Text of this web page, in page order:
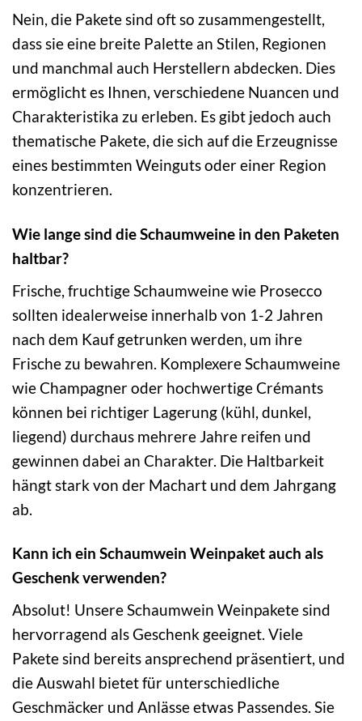
Nein, die Pakete sind oft so zusammengestellt,
dass sie eine breite Palette an Stilen, Regionen
und manchmal auch Herstellern abdecken. Dies
ermöglicht es Ihnen, verschiedene Nuancen und
Charakteristika zu erleben. Es gibt jedoch auch
thematische Pakete, die sich auf die Erzeugnisse
eines bestimmten Weinguts oder einer Region
konzentrieren.
Wie lange sind die Schaumweine in den Paketen
haltbar?
Frische, fruchtige Schaumweine wie Prosecco
sollten idealerweise innerhalb von 1-2 Jahren
nach dem Kauf getrunken werden, um ihre
Frische zu bewahren. Komplexere Schaumweine
wie Champagner oder hochwertige Crémants
können bei richtiger Lagerung (kühl, dunkel,
liegend) durchaus mehrere Jahre reifen und
gewinnen dabei an Charakter. Die Haltbarkeit
hängt stark von der Machart und dem Jahrgang
ab.
Kann ich ein Schaumwein Weinpaket auch als
Geschenk verwenden?
Absolut! Unsere Schaumwein Weinpakete sind
hervorragend als Geschenk geeignet. Viele
Pakete sind bereits ansprechend präsentiert, und
die Auswahl bietet für unterschiedliche
Geschmäcker und Anlässe etwas Passendes. Sie